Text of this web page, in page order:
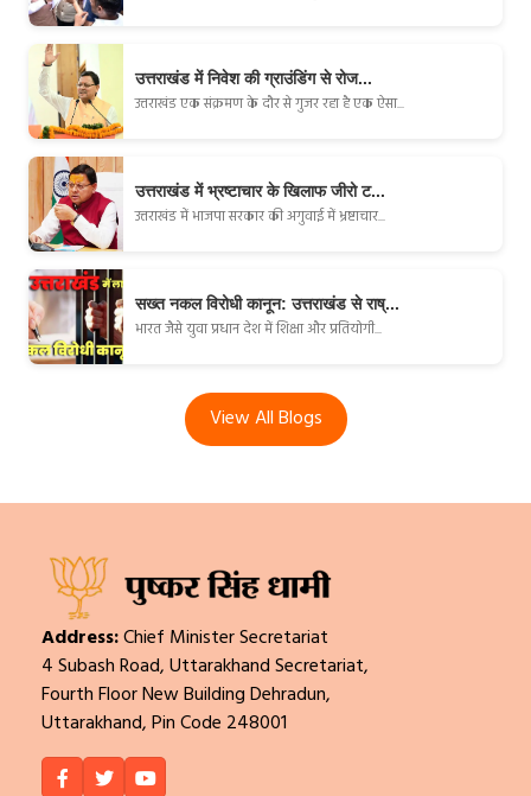
उत्तराखंड में निवेश की ग्राउंडिंग से रोज...
उत्तराखंड एक संक्रमण के दौर से गुजर रहा है एक ऐसा...
उत्तराखंड में भ्रष्टाचार के खिलाफ जीरो ट...
उत्तराखंड में भाजपा सरकार की अगुवाई में भ्रष्टाचार...
सख्त नकल विरोधी कानून: उत्तराखंड से राष्...
भारत जैसे युवा प्रधान देश में शिक्षा और प्रतियोगी...
View All Blogs
Address:Chief Minister Secretariat
4 Subash Road, Uttarakhand Secretariat,
Fourth Floor New Building Dehradun,
Uttarakhand, Pin Code 248001